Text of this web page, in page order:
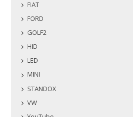
FIAT
FORD
GOLF2
HID
LED
MINI
STANDOX
VW